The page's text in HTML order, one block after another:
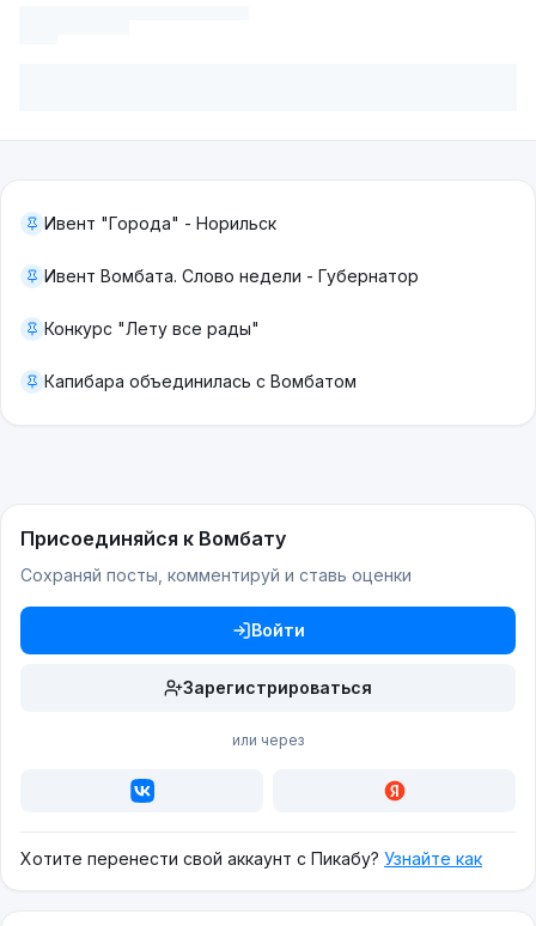
Ивент "Города" - Норильск
Ивент Вомбата. Слово недели - Губернатор
Конкурс "Лету все рады"
Капибара объединилась с Вомбатом
Присоединяйся к Вомбату
Сохраняй посты, комментируй и ставь оценки
Войти
Зарегистрироваться
или через
Хотите перенести свой аккаунт с Пикабу? Узнайте как